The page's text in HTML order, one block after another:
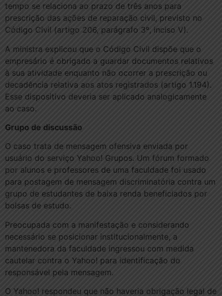
tempo se relaciona ao prazo de três anos para
prescrição das ações de reparação civil, previsto no
Código Civil (artigo 206, parágrafo 3º, inciso V).
A ministra explicou que o Código Civil dispõe que o
empresário é obrigado a guardar documentos relativos
à sua atividade enquanto não ocorrer a prescrição ou
decadência relativa aos atos registrados (artigo 1.194).
Esse dispositivo deveria ser aplicado analogicamente
ao caso.
Grupo de discussão
O caso trata de mensagem ofensiva enviada por
usuário do serviço Yahoo! Grupos. Um fórum formado
por alunos e professores de uma faculdade foi usado
para postagem de mensagem discriminatória contra um
grupo de estudantes de baixa renda beneficiados por
bolsas de estudo.
Preocupada com a manifestação e considerando
necessário se posicionar institucionalmente, a
mantenedora da faculdade ingressou com medida
cautelar contra o Yahoo! para identificação do
responsável pela mensagem.
O Yahoo! respondeu que não haveria obrigação legal de